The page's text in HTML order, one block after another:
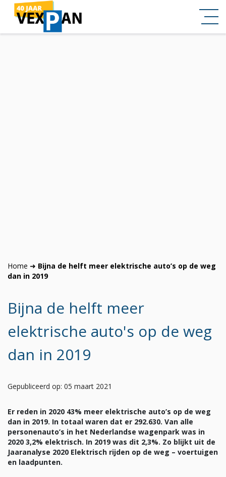
Home ➜ Bijna de helft meer elektrische auto’s op de weg
dan in 2019
Bijna de helft meer
elektrische auto's op de weg
dan in 2019
Gepubliceerd op: 05 maart 2021
Er reden in 2020 43% meer elektrische auto’s op de weg
dan in 2019. In totaal waren dat er 292.630. Van alle
personenauto’s in het Nederlandse wagenpark was in
2020 3,2% elektrisch. In 2019 was dit 2,3%. Zo blijkt uit de
Jaaranalyse 2020 Elektrisch rijden op de weg – voertuigen
en laadpunten.